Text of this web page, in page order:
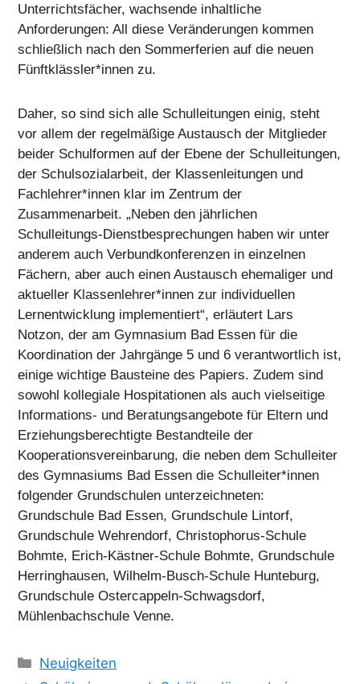
Unterrichtsfächer, wachsende inhaltliche
Anforderungen: All diese Veränderungen kommen
schließlich nach den Sommerferien auf die neuen
Fünftklässler*innen zu.
Daher, so sind sich alle Schulleitungen einig, steht
vor allem der regelmäßige Austausch der Mitglieder
beider Schulformen auf der Ebene der Schulleitungen,
der Schulsozialarbeit, der Klassenleitungen und
Fachlehrer*innen klar im Zentrum der
Zusammenarbeit. „Neben den jährlichen
Schulleitungs-Dienstbesprechungen haben wir unter
anderem auch Verbundkonferenzen in einzelnen
Fächern, aber auch einen Austausch ehemaliger und
aktueller Klassenlehrer*innen zur individuellen
Lernentwicklung implementiert“, erläutert Lars
Notzon, der am Gymnasium Bad Essen für die
Koordination der Jahrgänge 5 und 6 verantwortlich ist,
einige wichtige Bausteine des Papiers. Zudem sind
sowohl kollegiale Hospitationen als auch vielseitige
Informations- und Beratungsangebote für Eltern und
Erziehungsberechtigte Bestandteile der
Kooperationsvereinbarung, die neben dem Schulleiter
des Gymnasiums Bad Essen die Schulleiter*innen
folgender Grundschulen unterzeichneten:
Grundschule Bad Essen, Grundschule Lintorf,
Grundschule Wehrendorf, Christophorus-Schule
Bohmte, Erich-Kästner-Schule Bohmte, Grundschule
Herringhausen, Wilhelm-Busch-Schule Hunteburg,
Grundschule Ostercappeln-Schwagsdorf,
Mühlenbachschule Venne.
Kategorien
Neuigkeiten